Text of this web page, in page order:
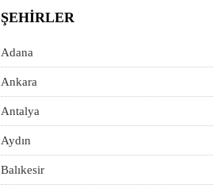
ŞEHIRLER
Adana
Ankara
Antalya
Aydın
Balıkesir